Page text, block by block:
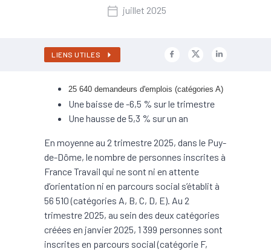
juillet 2025
LIENS UTILES
25 640 demandeurs d'emplois (catégories A)
Une baisse de -6,5 % sur le trimestre
Une hausse de 5,3 % sur un an
En moyenne au 2 trimestre 2025, dans le Puy-
de-Dôme, le nombre de personnes inscrites à
France Travail qui ne sont ni en attente
d’orientation ni en parcours social s’établit à
56 510 (catégories A, B, C, D, E). Au 2
trimestre 2025, au sein des deux catégories
créées en janvier 2025, 1 399 personnes sont
inscrites en parcours social (catégorie F,